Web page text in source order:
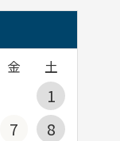
金 土
1
7
8